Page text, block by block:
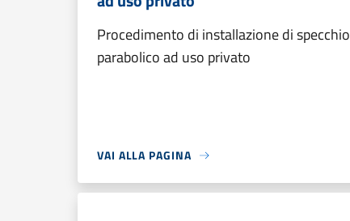
Procedimento di installazione di specchio
parabolico ad uso privato
VAI ALLA PAGINA